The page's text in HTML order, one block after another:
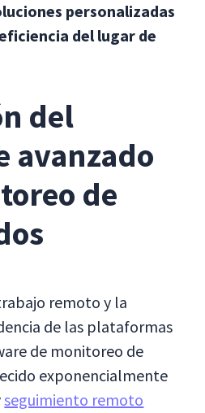
personalizadas
del lugar de
del
avanzado
de
remoto y la
de las plataformas
de monitoreo de
exponencialmente
seguimiento remoto